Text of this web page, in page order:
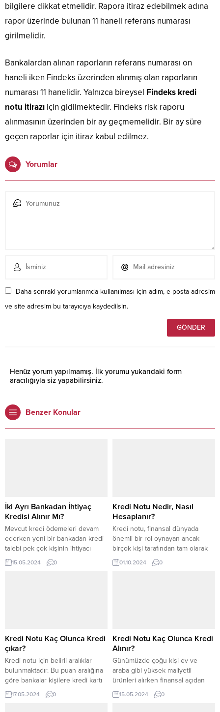
bilgilere dikkat etmelidir. Rapora itiraz edebilmek adına
rapor üzerinde bulunan 11 haneli referans numarası
girilmelidir.
Bankalardan alınan raporların referans numarası on
haneli iken Findeks üzerinden alınmış olan raporların
numarası 11 hanelidir. Yalnızca bireysel Findeks kredi
notu itirazı için gidilmektedir. Findeks risk raporu
alınmasının üzerinden bir ay geçmemelidir. Bir ay süre
geçen raporlar için itiraz kabul edilmez.
Yorumlar
Daha sonraki yorumlarımda kullanılması için adım, e-posta adresim
ve site adresim bu tarayıcıya kaydedilsin.
Henüz yorum yapılmamış. İlk yorumu yukarıdaki form
aracılığıyla siz yapabilirsiniz.
Benzer Konular
İki Ayrı Bankadan İhtiyaç
Kredisi Alınır Mı?
Mevcut kredi ödemeleri devam
ederken yeni bir bankadan kredi
talebi pek çok kişinin ihtiyacı
olmasa doğrultusunda
gerçekleştirilebilir. Kişiler bu
belirli noktalara dikkat etmek
gerekir. Bankaların önem...
15.05.2024 0
Kredi Notu Nedir, Nasıl
Hesaplanır?
Kredi notu, finansal dünyada
önemli bir rol oynayan ancak
birçok kişi tarafından tam olarak
anlaşılmayan bir kavramdır. Bu
skor, bireylerin finansal
sahip olmak, kredi almanızı
kolaylaştırırken, düşük bir kredi...
01.10.2024 0
Kredi Notu Kaç Olunca Kredi
çıkar?
Kredi notu için belirli aralıklar
bulunmaktadır. Bu puan aralığına
göre bankalar kişilere kredi kartı
vermektedir. Kredi notu aralıkları
ile ilgili bir sıralama yapacak
17.05.2024 0
Kredi Notu Kaç Olunca Kredi
Alınır?
Günümüzde çoğu kişi ev ve
araba gibi yüksek maliyetli
ürünleri alırken finansal açıdan
zorluk yaşamaktadır. Elinde
birikmiş parası olmayan kişiler bu
15.05.2024 0